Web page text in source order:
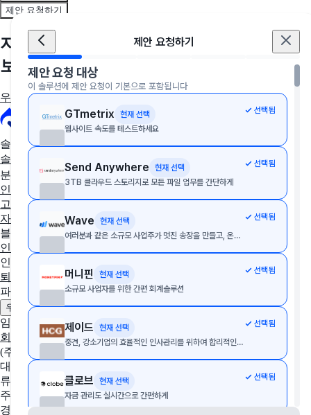
제안 요청하기
제안 요청 대상
이 솔루션에 제안 요청이 기본으로 포함됩니다
GTmetrix
현재 선택
웹사이트 속도를 테스트하세요
선택됨
Send Anywhere
현재 선택
3TB 클라우드 스토리지로 모든 파일 업무를 간단하게
선택됨
Wave
현재 선택
여러분과 같은 소규모 사업주가 멋진 송장을 만들고, 온라인 결제를 받고, 회계를 간편하게 처리할 수 있으며, 이 모든 작업이 한 곳에서 가능합니다.
선택됨
머니핀
현재 선택
소규모 사업자를 위한 간편 회계솔루션
선택됨
제이드
현재 선택
중견, 강소기업의 효율적인 인사관리를 위하여 합리적인 가격, 높은 유연성 및 최고의 성능이 탑재된 통합 e-HR 패키지 구축 및 구현 서비스를 제공합니다.
선택됨
클로브
현재 선택
자금 관리도 실시간으로 간편하게
선택됨
제안 요청하기
지금, 우리 회사에 딱 맞는 솔루션을 만나
보세요
우리 회사에 딱 맞는 툴 추천받기
솔루션 추천
솔루션 추천받기
분야별 솔루션
인사·노무
협업툴·그룹웨어 세무·회계 문서관리 구독관리
영업·
고객관리 AI·자동화 데이터 분석 마케팅 이커머스 웹사이트
자인툴
개발운영 보안접속
교육관리
블로그
인사이트
인사노무 계산기
퇴직금 계산기 4대보험 계산기
파트너
우리 솔루션 등록하기 제휴 문의하기 광고 문의하기
임팩트플로우
회사 소개 팀 소개 채용중인 포지션
(주)임팩트플로우
대표자
류효권
주소
경기도 성남시 수정구 창업로 43, 판교글로벌비즈센터 업무동 4